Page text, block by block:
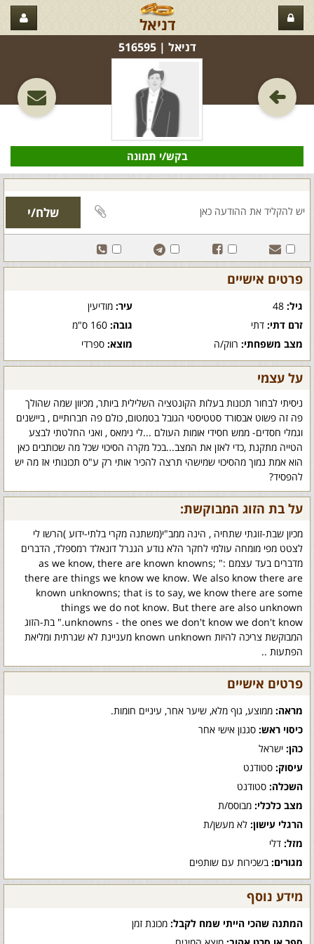
דניאל
דניאל‏ | 516595
בקש/י תמונה
פרטים אישיים
גיל: עיר:מודיעין
זרם דתי: דתי גובה:160 ס"מ
מצב משפחתי: רווק/ה מוצא:ספרדי
על עצמי
ניסיתי לבחור תכונות בעלות הקונטציה השלילית ביותר, מכיוון שמה שהולך
פה זה פשוט אבסורד סטטיסטי הגובל בטמטום, כולם פה חברותיים , ביישנים
וגמלי חסדים- ממש חסידי אומות העולם ...לי נימאס , ואני החלטתי לבצע
הטייה מתקנת ,כדי לאזן את המצב...בכל מקרה הסיכוי שכל מה שכותבים כאן
הוא אמת נמוך מהסיכוי שמישהי תרצה להכיר אותי רק ע"ס תכונותי אז מה יש
להפסיד?
על בת הזוג המבוקשת:
מכיון שבת-זוגתי שתחיה , הינה ממב"י(משתנה מקרי בלתי-ידוע )הרשו לי
לצטט מפי מומחה עולמי לחקר הלא נודע הגנרל דונאלד רמספלד, הדברים
מדברים בעד עצמם :" as we know, there are known knowns;
there are things we know we know. We also know there are
known unknowns; that is to say, we know there are some
things we do not know. But there are also unknown
unknowns - the ones we don't know we don't know." בת-הזוג
המבוקשת צריכה להיות known unknown מעניינת לא שגרתית ומליאת
הפתעות ..
פרטים אישיים
מראה: ממוצע, גוף מלא, שיער אחר, עיניים חומות.
כיסוי ראש: סגנון אישי אחר
כהן: ישראל
עיסוק: סטודנט
השכלה: סטודנט
מצב כלכלי: מבוסס/ת
הרגלי עישון: לא מעשן/ת
מזל: דלי
מגורים: בשכירות עם שותפים
מידע נוסף
המתנה שהכי הייתי שמח לקבל: מכונת זמן